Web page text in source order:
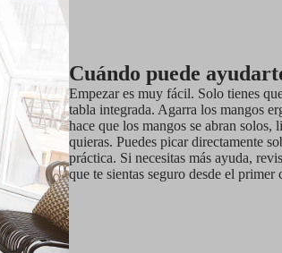
Cuándo puede
Empezar es muy fácil. Solo tienes
tabla integrada. Agarra los mangos
hace que los mangos se abran solos,
quieras. Puedes picar directamente
práctica. Si necesitas más ayuda,
que te sientas seguro desde el primer